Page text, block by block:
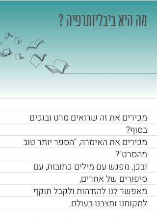
מה היא ביבליותרפיה ?
מכירים את זה שרואים סרט ובוכים
בסוף?
מכירים את האימרה, "הספר יותר טוב
מהסרט"?
ובכן, מפגש עם מילים כתובות, עם
סיפורים של אחרים,
מאפשר לנו להזדהות ולקבל תוקף
למקומנו ומצבנו בעולם.